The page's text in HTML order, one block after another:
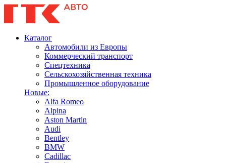
Каталог
Автомобили из Европы
Коммерческий транспорт
Спецтехника
Сельскохозяйственная техника
Промышленное оборудование
Новые:
Alfa Romeo
Alpina
Aston Martin
Audi
Bentley
BMW
Cadillac